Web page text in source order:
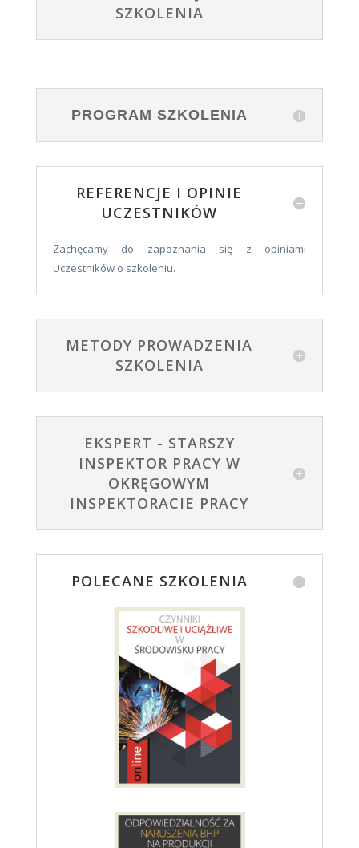
SZKOLENIA
PROGRAM SZKOLENIA
REFERENCJE I OPINIE
UCZESTNIKÓW
Zachęcamy do zapoznania się z opiniami
Uczestników o szkoleniu.
METODY PROWADZENIA
SZKOLENIA
EKSPERT - STARSZY
INSPEKTOR PRACY W
OKRĘGOWYM
INSPEKTORACIE PRACY
POLECANE SZKOLENIA